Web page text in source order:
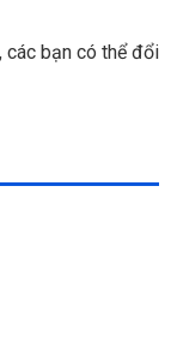
các bạn có thể đổi